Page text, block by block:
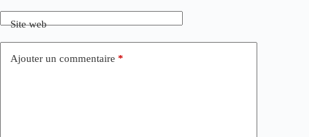
Site web
Ajouter un commentaire *